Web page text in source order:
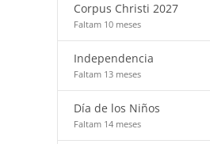
Corpus Christi 2027
Faltam 10 meses
Independencia
Faltam 13 meses
Día de los Niños
Faltam 14 meses